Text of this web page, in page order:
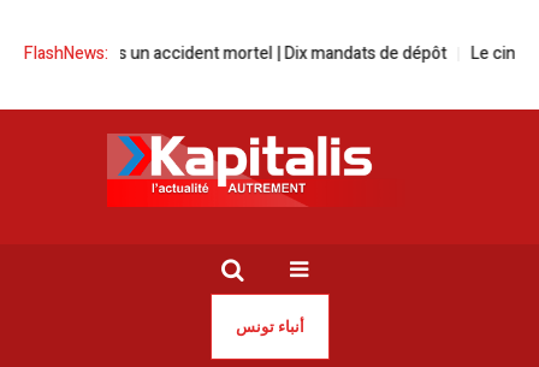
FlashNews:
après un accident mortel | Dix mandats de dépôt Le cinéma
أنباء تونس